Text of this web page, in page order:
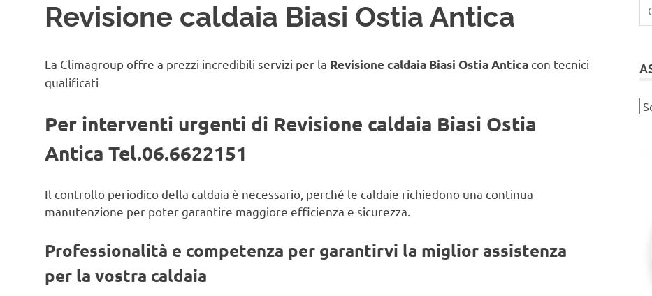
Revisione caldaia Biasi Ostia Antica
La Climagroup offre a prezzi incredibili servizi per la Revisione caldaia Biasi Ostia Antica con tecnici
qualificati
Per interventi urgenti di Revisione caldaia Biasi Ostia
Antica Tel.06.6622151
Il controllo periodico della caldaia è necessario, perché le caldaie richiedono una continua
manutenzione per poter garantire maggiore efficienza e sicurezza.
Professionalità e competenza per garantirvi la miglior assistenza
per la vostra caldaia